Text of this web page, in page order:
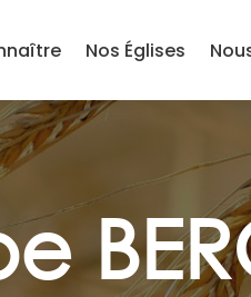
Nos Églises